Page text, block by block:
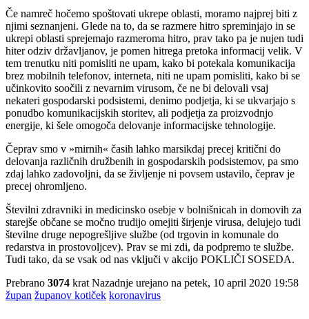
Če namreč hočemo spoštovati ukrepe oblasti, moramo najprej biti z
njimi seznanjeni. Glede na to, da se razmere hitro spreminjajo in se
ukrepi oblasti sprejemajo razmeroma hitro, prav tako pa je nujen tudi
hiter odziv državljanov, je pomen hitrega pretoka informacij velik. V
tem trenutku niti pomisliti ne upam, kako bi potekala komunikacija
brez mobilnih telefonov, interneta, niti ne upam pomisliti, kako bi se
učinkovito soočili z nevarnim virusom, če ne bi delovali vsaj
nekateri gospodarski podsistemi, denimo podjetja, ki se ukvarjajo s
ponudbo komunikacijskih storitev, ali podjetja za proizvodnjo
energije, ki šele omogoča delovanje informacijske tehnologije.
Čeprav smo v »mirnih« časih lahko marsikdaj precej kritični do
delovanja različnih družbenih in gospodarskih podsistemov, pa smo
zdaj lahko zadovoljni, da se življenje ni povsem ustavilo, čeprav je
precej ohromljeno.
Številni zdravniki in medicinsko osebje v bolnišnicah in domovih za
starejše občane se močno trudijo omejiti širjenje virusa, delujejo tudi
številne druge nepogrešljive službe (od trgovin in komunale do
redarstva in prostovoljcev). Prav se mi zdi, da podpremo te službe.
Tudi tako, da se vsak od nas vključi v akcijo POKLIČI SOSEDA.
Prebrano 3074 krat Nazadnje urejano na petek, 10 april 2020 19:58
župan županov kotiček koronavirus